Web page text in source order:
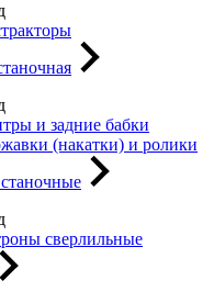
и задние бабки
(накатки) и ролики
сверлильные